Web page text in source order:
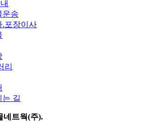
운송
.포장이사
리
는 길
네트웍(주).